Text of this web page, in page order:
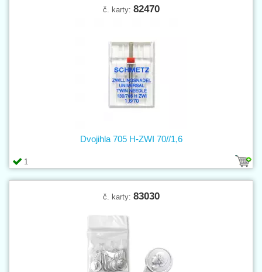
č. karty: 82470
1
Dvojihla 705 H-ZWI 70//1,6
č. karty: 83030